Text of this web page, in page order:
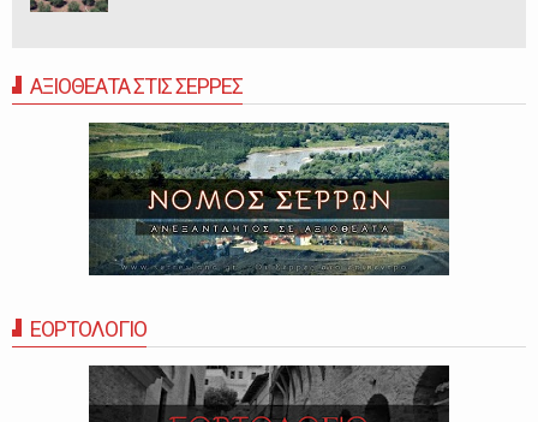
ΑΞΙΟΘΕΑΤΑ ΣΤΙΣ ΣΕΡΡΕΣ
ΕΟΡΤΟΛΟΓΙΟ